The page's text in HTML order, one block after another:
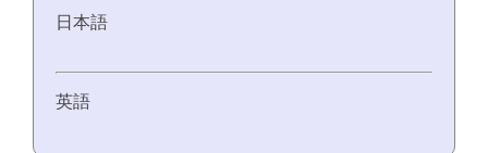
日本語
英語